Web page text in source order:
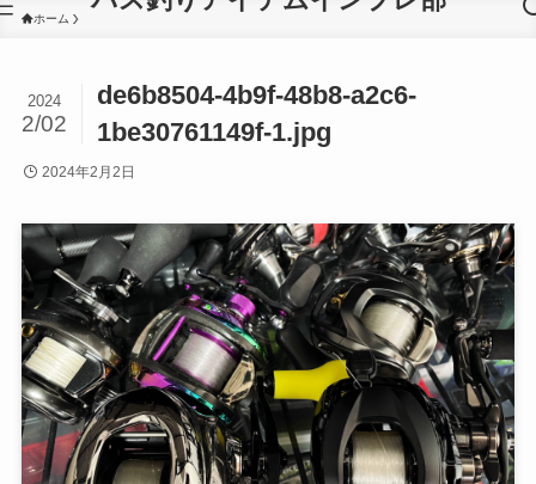
ホーム
de6b8504-4b9f-48b8-a2c6-
1be30761149f-1.jpg
2024
2/02
2024年2月2日